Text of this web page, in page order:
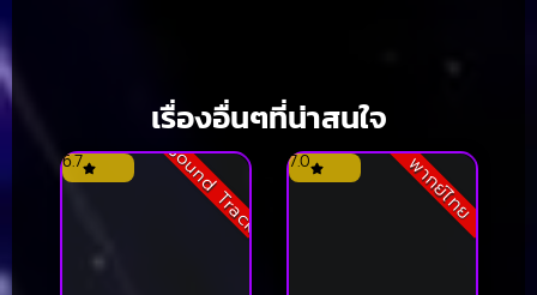
เรื่องอื่นๆที่น่าสนใจ
Sound Track
6.7 พากย์ไทย
7.0